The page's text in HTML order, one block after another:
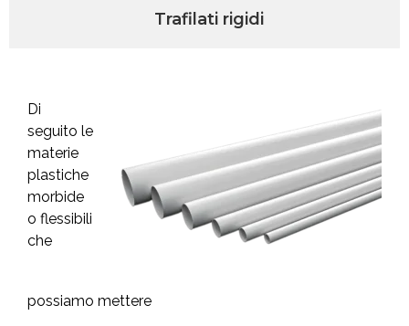
Trafilati rigidi
Di
seguito le
materie
plastiche
morbide
o flessibili
che
possiamo mettere